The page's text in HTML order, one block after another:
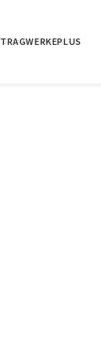
TRAGWERKEPLUS